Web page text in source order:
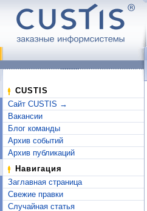
CUSTIS
Сайт CUSTIS →
Вакансии
Блог команды
Архив событий
Архив публикаций
Навигация
Заглавная страница
Свежие правки
Случайная статья